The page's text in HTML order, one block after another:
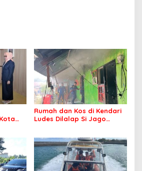
Rumah dan Kos di Kendari
Ludes Dilalap Si Jago